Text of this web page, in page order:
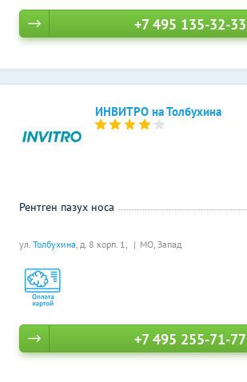
+7 495 135-32-33
ИНВИТРО на Толбухина
ул. Толбухина, д. 8 корп. 1, МО, Запад
Рентген пазух носа
+7 495 255-71-77